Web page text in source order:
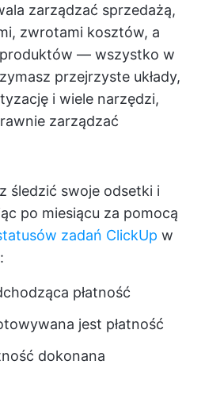
zarządzać sprzedażą,
zwrotami kosztów, a
produktów — wszystko w
przejrzyste układy,
i wiele narzędzi,
zarządzać
śledzić swoje odsetki i
po miesiącu za pomocą
zadań ClickUp w
płatność
jest płatność
dokonana